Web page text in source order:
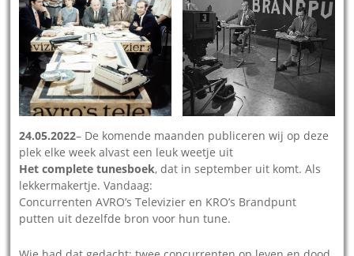
24.05.2022– De komende maanden publiceren wij op deze
plek elke week alvast een leuk weetje uit
Het complete tunesboek, dat in september uit komt. Als
lekkermakertje. Vandaag:
Concurrenten AVRO’s Televizier en KRO’s Brandpunt
putten uit dezelfde bron voor hun tune.